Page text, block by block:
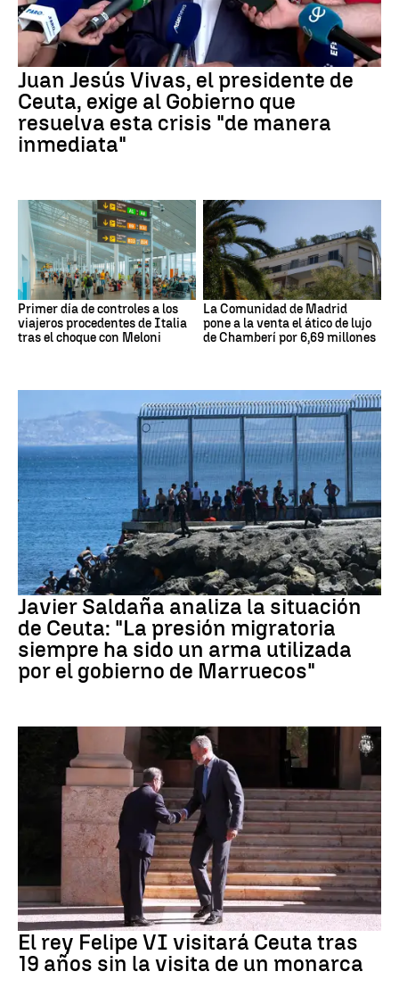
Juan Jesús Vivas, el presidente de
Ceuta, exige al Gobierno que
resuelva esta crisis "de manera
inmediata"
Primer día de controles a los
viajeros procedentes de Italia
tras el choque con Meloni
La Comunidad de Madrid
pone a la venta el ático de lujo
de Chamberí por 6,69 millones
Crisis migratoria Ceuta
Javier Saldaña analiza la situación
de Ceuta: "La presión migratoria
siempre ha sido un arma utilizada
por el gobierno de Marruecos"
Crisis Migratoria
El rey Felipe VI visitará Ceuta tras
19 años sin la visita de un monarca